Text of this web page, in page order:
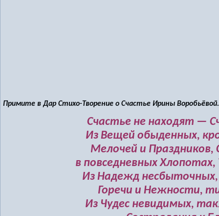
Примите в Дар Стихо-Творение о Счастье Ирины Воробьёвой.
Счастье не находят —
Из Вещей обыденных,
Мелочей и Праздников,
в повседневных
Из Надежд
Горечи и Нежности,
Из Чудес невидимых,